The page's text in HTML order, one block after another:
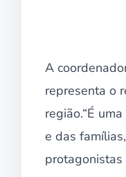
A
representa o
região.“É
e das
protagonistas